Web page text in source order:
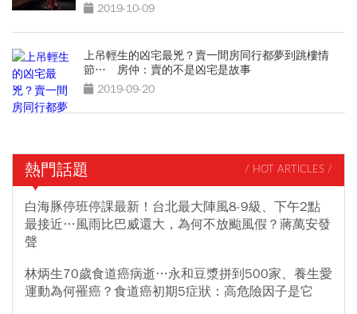
2019-10-09
上吊輕生的凶宅最兇？賣一間房同行都夢到跳樓情
節… 房仲：賣的不是凶宅是故事
2019-09-20
熱門話題 / HOT ARTICLES /
白海豚停班停課最新！台北最大陣風8-9級、下午2點
最接近…風雨比巴威還大，為何不放颱風假？蔣萬安發
聲
林炳生70歲食道癌病逝…永和豆漿拼到500家、養生愛
運動為何罹癌？食道癌初期5症狀：高危險因子是它